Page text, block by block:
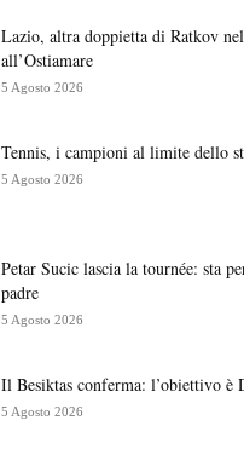
Lazio, altra doppietta di Ratkov
all’Ostiamare
5 Agosto 2026
Tennis, i campioni al limite dello
5 Agosto 2026
Petar Sucic lascia la tournée: sta
padre
5 Agosto 2026
Il Besiktas conferma: l’obiettivo è
5 Agosto 2026